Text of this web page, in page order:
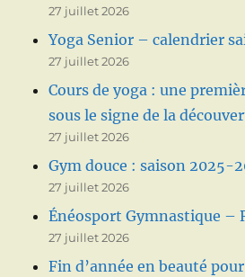
27 juillet 2026
Yoga Senior – calendrier
27 juillet 2026
Cours de yoga : une
sous le signe de la
27 juillet 2026
Gym douce : saison 2025-
27 juillet 2026
Énéosport Gymnastique –
27 juillet 2026
Fin d’année en beauté